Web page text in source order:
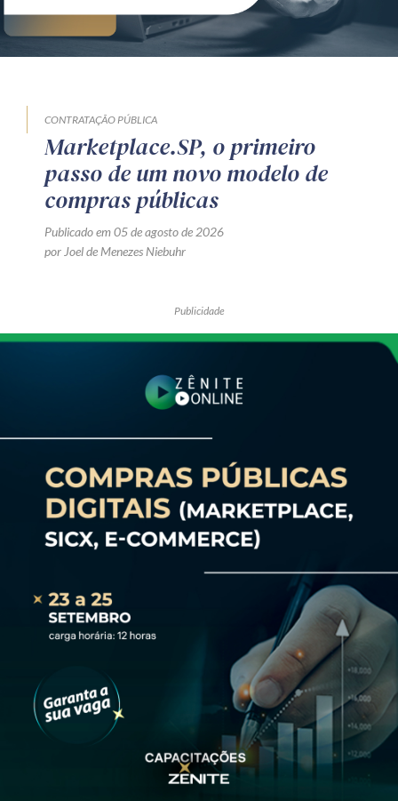
CONTRATAÇÃO PÚBLICA
Marketplace.SP, o primeiro
passo de um novo modelo de
compras públicas
Publicado em 05 de agosto de 2026
por Joel de Menezes Niebuhr
Publicidade